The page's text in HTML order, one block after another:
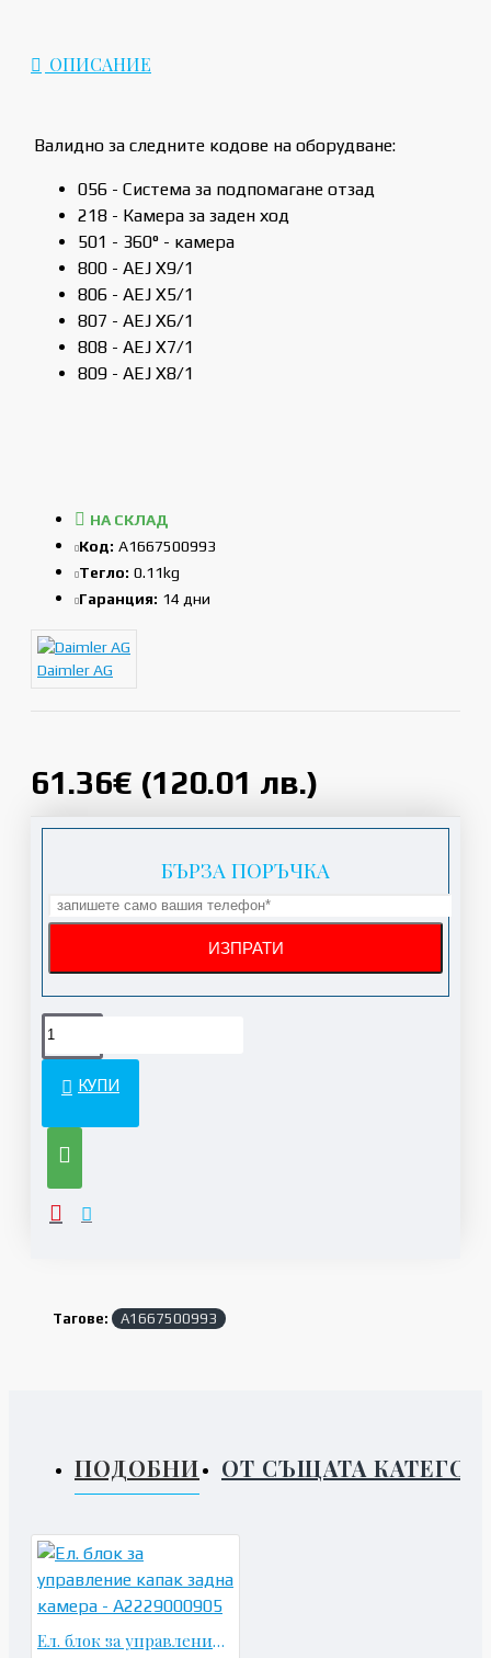
ОПИСАНИЕ
Валидно за следните кодове на оборудване:
056 - Система за подпомагане отзад
218 - Камера за заден ход
501 - 360° - камера
800 - AEJ X9/1
806 - AEJ X5/1
807 - AEJ X6/1
808 - AEJ X7/1
809 - AEJ X8/1
61.36€ (120.01 лв.)
НА СКЛАД
Код: A1667500993
Тегло: 0.11kg
Гаранция: 14 дни
Daimler AG
БЪРЗА ПОРЪЧКА
КУПИ
Тагове: A1667500993
ПОДОБНИ ОТ СЪЩАТА
Ел. блок за управление капак задна камера - A2229000905